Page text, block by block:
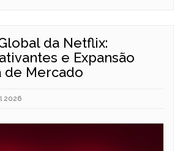
da Netflix:
e Expansão
de Mercado
2026